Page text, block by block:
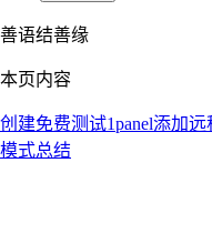
善语结善缘
本页内容
创建免费测试1panel添加
模式总结